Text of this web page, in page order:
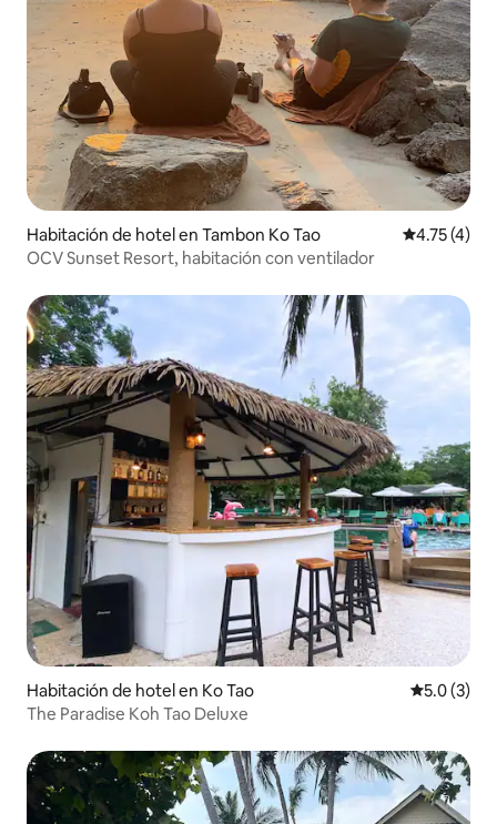
Habitación de hotel en Tambon Ko Tao Calificación
4.75 (4)
OCV Sunset Resort, habitación con ventilador
Habitación de hotel en Ko Tao
5.0 (3)
The Paradise Koh Tao Deluxe